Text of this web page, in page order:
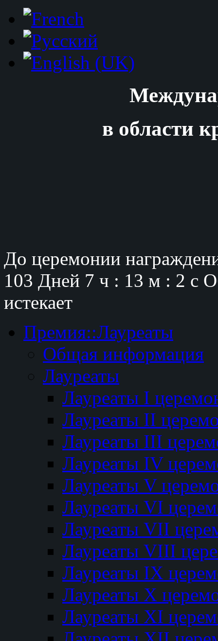
в области
До церемонии
103 Дней 7 ч : 13 м : 1 с
истекает
Премия::Лауреаты
Общая информация
Лауреаты
Лауреаты I
Лауреаты II
Лауреаты III
Лауреаты IV
Лауреаты V
Лауреаты VI
Лауреаты VII
Лауреаты VIII
Лауреаты IX
Лауреаты Х
Лауреаты XI